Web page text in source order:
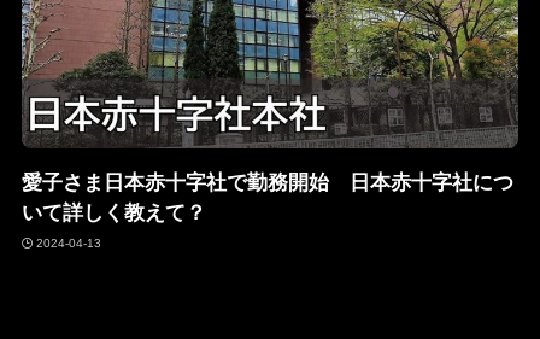
愛子さま日本赤十字社で勤務開始 日本赤十字社につ
いて詳しく教えて？
2024-04-13